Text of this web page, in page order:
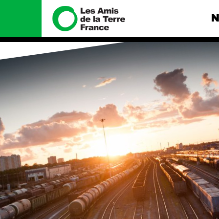
Nous connaître
Missions et méthodes
Valeurs
Équipes et
fonctionnement
Le réseau dans le monde
Nos alliés
Je soutiens les Amis de la
Terre
Nos
Total, rendez-
tribunal
Gaz « naturel
enfumage
Mode : une
destructrice
Gaz au
violence
Nos autres